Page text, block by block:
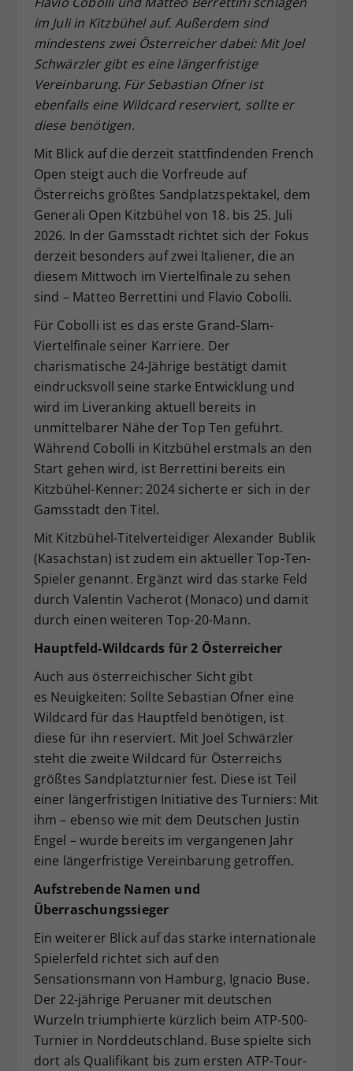
im Juli in Kitzbühel auf. Außerdem sind
mindestens zwei Österreicher dabei: Mit Joel
Schwärzler gibt es eine längerfristige
Vereinbarung. Für Sebastian Ofner ist
ebenfalls eine Wildcard reserviert, sollte er
diese benötigen.
Mit Blick auf die derzeit stattfindenden French
Open steigt auch die Vorfreude auf
Österreichs größtes Sandplatzspektakel, dem
Generali Open Kitzbühel von 18. bis 25. Juli
2026. In der Gamsstadt richtet sich der Fokus
derzeit besonders auf zwei Italiener, die an
diesem Mittwoch im Viertelfinale zu sehen
sind – Matteo Berrettini und Flavio Cobolli.
Für Cobolli ist es das erste Grand-Slam-
Viertelfinale seiner Karriere. Der
charismatische 24-Jährige bestätigt damit
eindrucksvoll seine starke Entwicklung und
wird im Liveranking aktuell bereits in
unmittelbarer Nähe der Top Ten geführt.
Während Cobolli in Kitzbühel erstmals an den
Start gehen wird, ist Berrettini bereits ein
Kitzbühel-Kenner: 2024 sicherte er sich in der
Gamsstadt den Titel.
Mit Kitzbühel-Titelverteidiger Alexander Bublik
(Kasachstan) ist zudem ein aktueller Top-Ten-
Spieler genannt. Ergänzt wird das starke Feld
durch Valentin Vacherot (Monaco) und damit
durch einen weiteren Top-20-Mann.
Hauptfeld-Wildcards für 2 Österreicher
Auch aus österreichischer Sicht gibt
es Neuigkeiten: Sollte Sebastian Ofner eine
Wildcard für das Hauptfeld benötigen, ist
diese für ihn reserviert. Mit Joel Schwärzler
steht die zweite Wildcard für Österreichs
größtes Sandplatzturnier fest. Diese ist Teil
einer längerfristigen Initiative des Turniers: Mit
ihm – ebenso wie mit dem Deutschen Justin
Engel – wurde bereits im vergangenen Jahr
eine längerfristige Vereinbarung getroffen.
Aufstrebende Namen und
Überraschungssieger
Ein weiterer Blick auf das starke internationale
Spielerfeld richtet sich auf den
Sensationsmann von Hamburg, Ignacio Buse.
Der 22-jährige Peruaner mit deutschen
Wurzeln triumphierte kürzlich beim ATP-500-
Turnier in Norddeutschland. Buse spielte sich
dort als Qualifikant bis zum ersten ATP-Tour-
Zweck
Dieser Wert speichert Ihre Consent-
Einstellungen. Unter anderem eine
historische Speicherung Ihrer
vorgenommen Einstellungen, falls der
Webseiten-Betreiber dies eingestellt
hat.